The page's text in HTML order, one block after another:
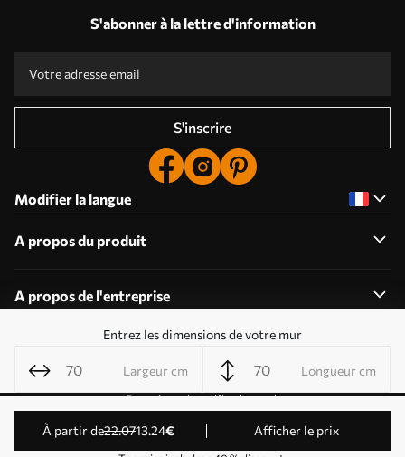
Entrez les dimensions de votre mur
Largeur cm Longueur cm
à partir de22.0713.24€ Afficher le prix
S'abonner à la lettre d'information
S'inscrire
Modifier la langue
A propos du produit
A propos de l'entreprise
Modifier les autorisations relatives aux cookies
Paramètres de notification push
© 2011-2026 Uwalls . Tous droits réservés. Exploité par
KLW Sp. z o.o. Numéro de TVA : PL9223057591.